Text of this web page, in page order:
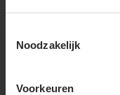
Noodzakelijk
Voorkeuren
Abonneer